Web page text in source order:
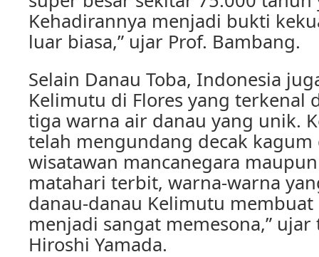
Kehadirannya menjadi bukti
luar biasa,” ujar Prof. Bambang.
Selain Danau Toba, Indonesia
Kelimutu di Flores yang terkenal
tiga warna air danau yang unik.
telah mengundang decak kagum
wisatawan mancanegara maupun
matahari terbit, warna-warna
danau-danau Kelimutu
menjadi sangat memesona,” ujar
Hiroshi Yamada.